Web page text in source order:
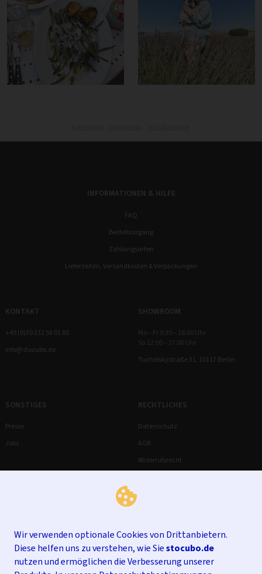
Wir verwenden optionale Cookies von Drittanbietern.
Diese helfen uns zu verstehen, wie Siestocubo.de
nutzen und ermöglichen die Verbesserung unserer
INFORMATIONEN & HILFE
FAQ
Bestellvorgang
Zahlungsarten
Lieferzeiten, Versandkosten & Verpackungen
KONTAKT
+49 (0)30 232 56 01 80
info@stocubo.de
SHOWROOM
Mo – Fr 9:30 – 18:00 Uhr
Sa 12:00 – 17:00 Uhr
Tucholskystraße 31, 10117 Berlin
SONSTIGES
Presse
Jobs
RECHTLICHES
Datenschutz
AGB
Widerrufsrecht